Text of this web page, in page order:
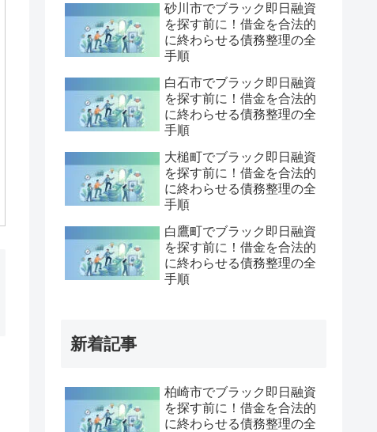
砂川市でブラック即日融資
を探す前に！借金を合法的
に終わらせる債務整理の全
手順
白石市でブラック即日融資
を探す前に！借金を合法的
に終わらせる債務整理の全
手順
大槌町でブラック即日融資
を探す前に！借金を合法的
に終わらせる債務整理の全
手順
白鷹町でブラック即日融資
を探す前に！借金を合法的
に終わらせる債務整理の全
手順
新着記事
柏崎市でブラック即日融資
を探す前に！借金を合法的
に終わらせる債務整理の全